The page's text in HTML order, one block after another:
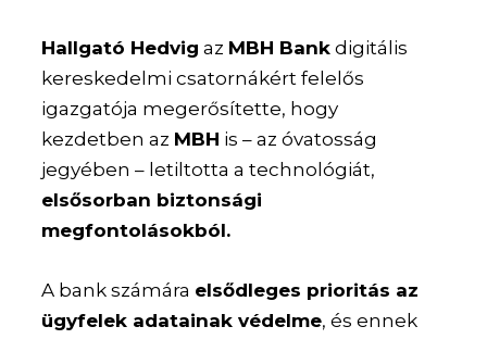
Hallgató Hedvig az MBH Bank digitális
kereskedelmi csatornákért felelős
igazgatója megerősítette, hogy
kezdetben az MBH is – az óvatosság
jegyében – letiltotta a technológiát,
elsősorban biztonsági
megfontolásokból.
A bank számára elsődleges prioritás az
ügyfelek adatainak védelme, és ennek